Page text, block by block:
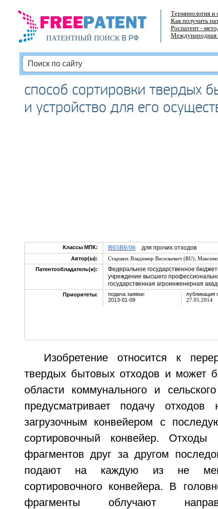
ПАТЕНТНЫЙ ПОИСКВ РФ
Терминология и
Как получить
Роспатент -
Международная
способ сортировки твердых
и устройство для его
Классы МПК: B03B9/06 для прочих отходов
Автор(ы): Старших Владимир Васильевич (RU),
Патентообладатель(и):
Федеральное государственное
учреждение высшего
государственная агроинженерная
Приоритеты:
подача заявки:
2013-01-09
публикация
27.05.2014
Изобретение относится к
твердых бытовых отходов и может
области коммунального и
предусматривает подачу отходов
загрузочным конвейером с
сортировочный конвейер.
фрагментов друг за другом
подают на каждую из не
сортировочного конвейера. В
фрагменты облучают